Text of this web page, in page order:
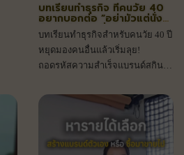
บทเรียนทำธุรกิจ ที่คนวัย 40
อยากบอกต่อ ”อย่ามัวแต่นั่ง
อิจฉา ชีวิตคนอื่น"
บทเรียนทำธุรกิจสำหรับคนวัย 40 ปี
หยุดมองคนอื่นแล้วเริ่มลุย!
ถอดรหัสความสำเร็จแบรนด์สกิน